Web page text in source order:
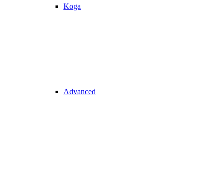
Koga
Advanced